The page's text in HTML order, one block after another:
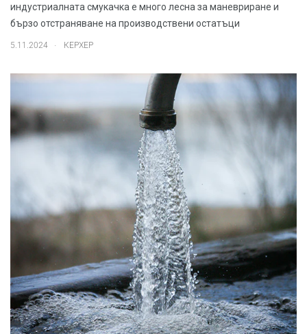
индустриалната смукачка е много лесна за маневриране и
бързо отстраняване на производствени остатъци
5.11.2024 КЕРХЕР